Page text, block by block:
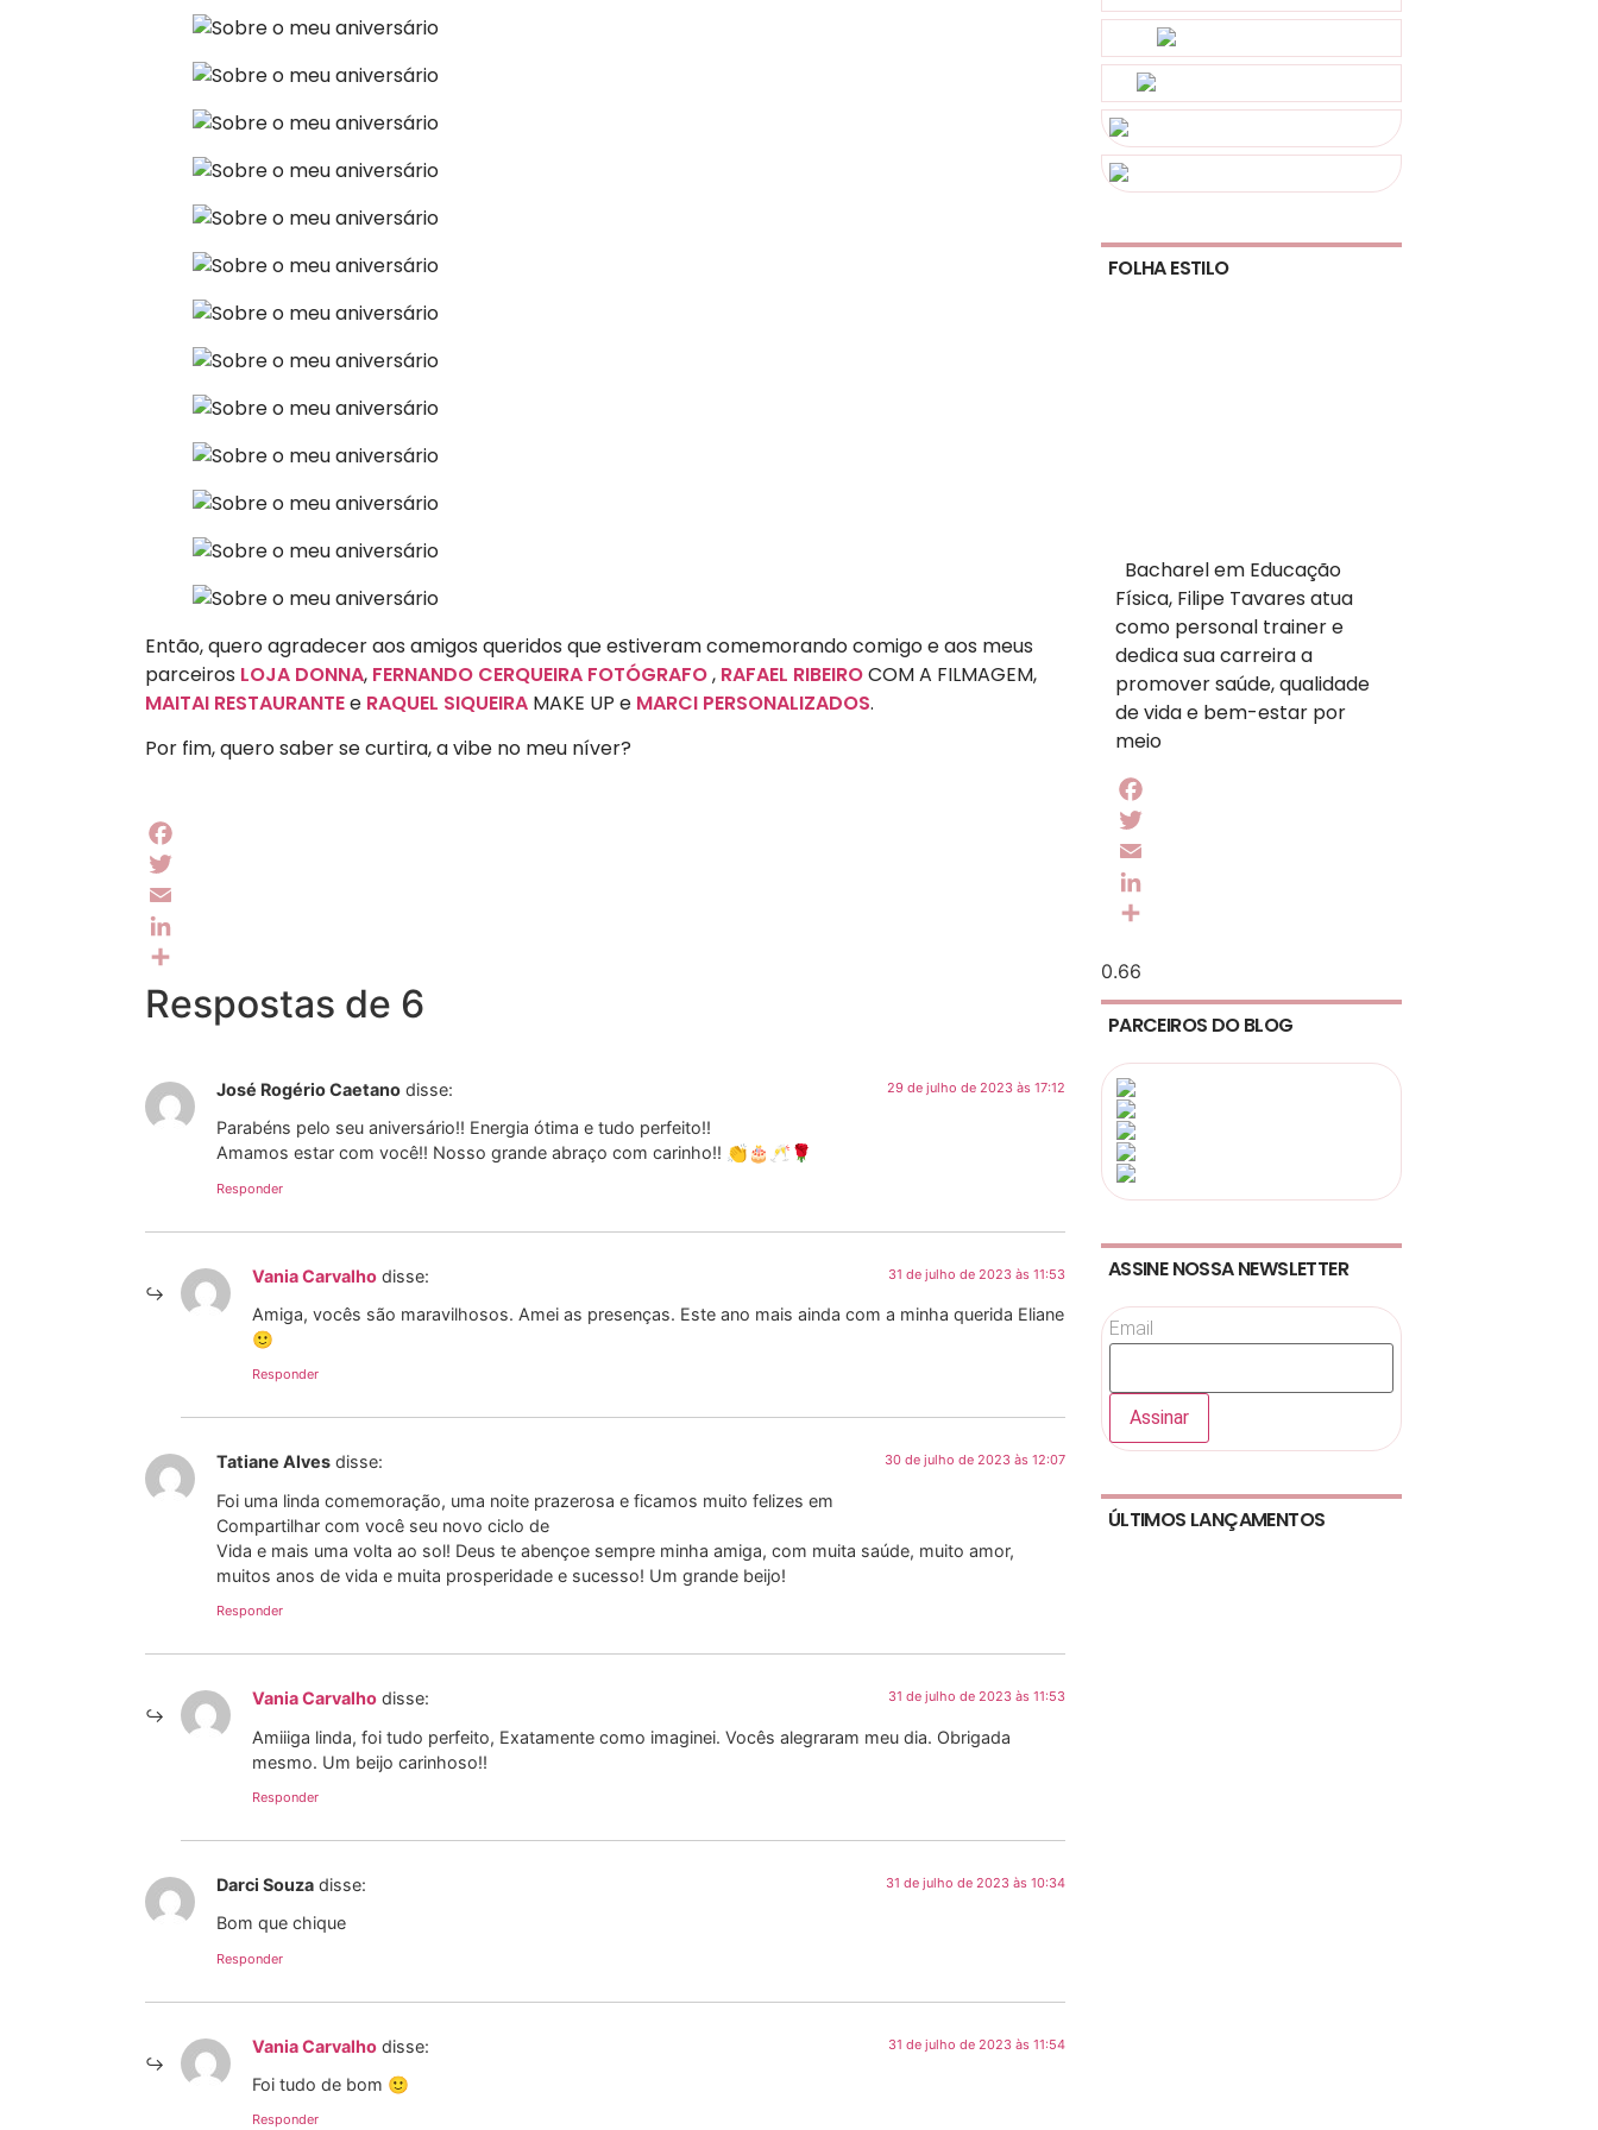
Então, quero agradecer aos amigos queridos que estiveram comemorando comigo e aos meus
parceiros LOJA DONNA, FERNANDO CERQUEIRA FOTÓGRAFO, RAFAEL RIBEIROCOM A FILMAGEM,
MAITAI RESTAURANTEe RAQUEL SIQUEIRA MAKE UP e MARCI PERSONALIZADOS.
Por fim, quero saber se curtira, a vibe no meu níver?
Facebook
Twitter
Email
LinkedIn
Share
Respostas de 6
José Rogério Caetano disse: 29 de julho de 2023 às 17:12
Parabéns pelo seu aniversário!! Energia ótima e tudo perfeito!!
Amamos estar com você!! Nosso grande abraço com carinho!! 👏🎂🥂🌹
Responder
Vania Carvalho disse: 31 de julho de 2023 às 11:53
Amiga, vocês são maravilhosos. Amei as presenças. Este ano mais ainda com a minha querida Eliane
🙂
Responder
Tatiane Alves disse: 30 de julho de 2023 às 12:07
Foi uma linda comemoração, uma noite prazerosa e ficamos muito felizes em
Compartilhar com você seu novo ciclo de
Vida e mais uma volta ao sol! Deus te abençoe sempre minha amiga, com muita saúde, muito amor,
muitos anos de vida e muita prosperidade e sucesso! Um grande beijo!
Responder
Vania Carvalho disse: 31 de julho de 2023 às 11:53
Amiiiga linda, foi tudo perfeito, Exatamente como imaginei. Vocês alegraram meu dia. Obrigada
mesmo. Um beijo carinhoso!!
Responder
Darci Souza disse: 31 de julho de 2023 às 10:34
Bom que chique
Responder
Vania Carvalho disse: 31 de julho de 2023 às 11:54
Foi tudo de bom 🙂
Responder
FOLHA ESTILO
Bacharel em Educação
Física, Filipe Tavares atua
como personal trainer e
dedica sua carreira a
promover saúde, qualidade
de vida e bem-estar por
meio
Facebook
Twitter
Email
LinkedIn
PARCEIROS DO BLOG
ASSINE NOSSA NEWSLETTER
Email
ÚLTIMOS LANÇAMENTOS